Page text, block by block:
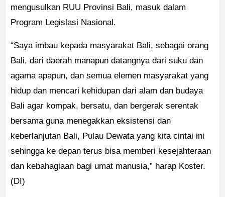
mengusulkan RUU Provinsi Bali, masuk dalam
Program Legislasi Nasional.
“Saya imbau kepada masyarakat Bali, sebagai orang
Bali, dari daerah manapun datangnya dari suku dan
agama apapun, dan semua elemen masyarakat yang
hidup dan mencari kehidupan dari alam dan budaya
Bali agar kompak, bersatu, dan bergerak serentak
bersama guna menegakkan eksistensi dan
keberlanjutan Bali, Pulau Dewata yang kita cintai ini
sehingga ke depan terus bisa memberi kesejahteraan
dan kebahagiaan bagi umat manusia,” harap Koster.
(DI)